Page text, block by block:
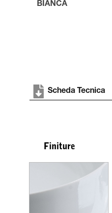
BIANCA
Scheda Tecnica
Finiture